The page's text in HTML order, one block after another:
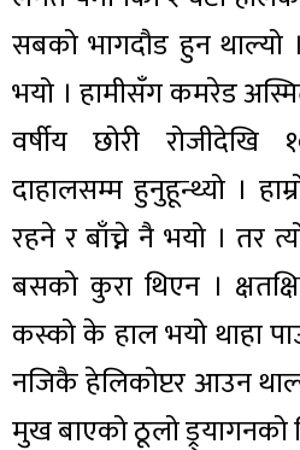
सबको भागदौड हुन थाल्यो
भयो । हामीसँग कमरेड
वर्षीय छोरी
दाहालसम्म हुनुहून्थ्यो ।
रहने र बाँच्ने नै भयो । तर
बसको कुरा थिएन ।
कस्को के हाल भयो थाहा
नजिकै हेलिकोप्टर आउन
मुख बाएको ठूलो ड्र्यागनको